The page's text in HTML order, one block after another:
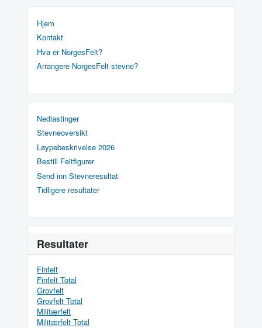
Hjem
Kontakt
Hva er NorgesFelt?
Arrangere NorgesFelt stevne?
Nedlastinger
Stevneoversikt
Løypebeskrivelse 2026
Bestill Feltfigurer
Send inn Stevneresultat
Tidligere resultater
Resultater
Finfelt
Finfelt Total
Grovfelt
Grovfelt Total
Militærfelt
Militærfelt Total